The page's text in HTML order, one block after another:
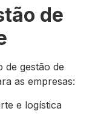
de
de gestão de
as empresas:
e logística